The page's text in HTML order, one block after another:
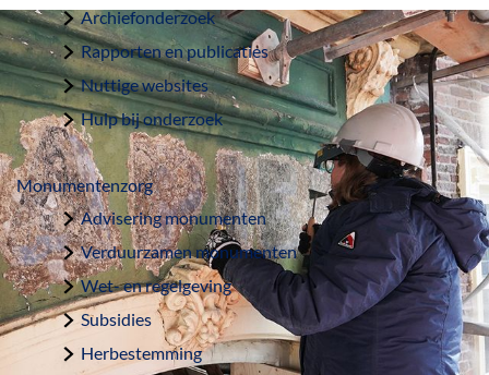
Archiefonderzoek
Rapporten en publicaties
Nuttige websites
Hulp bij onderzoek
Monumentenzorg
Advisering monumenten
Verduurzamen monumenten
Wet- en regelgeving
Subsidies
Herbestemming